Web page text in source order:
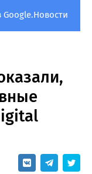
Google.Новости